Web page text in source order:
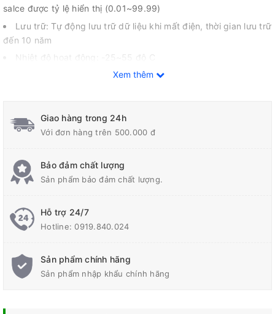
salce được tỷ lệ hiển thị (0.01~99.99)
Lưu trữ: Tự động lưu trữ dữ liệu khi mất điện, thời gian lưu trữ
đến 10 năm
Nhiệt độ hoạt động: -25~55 độ C
Counter đa năng H7CX-A-N Omron có chức năng Key-
Protection, giúp bảo vệ máy, duy trì hiệu suất hoạt động ổn định
Được sản xuất theo tiêu chuẩn bảo vệ IEC IP66, UL508 Type
4X (trong nhà) chỉ dành cho bề mặt bảng điều khiển và chỉ khi
Đặc điểm chung
Thân máy được thiết kế với kích thước ngắn hơn, cho phép
Counter đa năng H7CX-A Omron hạn chế thời gian cài đặt
giúp cải thiện vấn đề cài đặt không chính xác, hoạt động với độ
Xem thêm
Giao hàng trong 24h
Với đơn hàng trên 500.000 đ
Bảo đảm chất lượng
Sản phẩm bảo đảm chất lượng.
Hỗ trợ 24/7
Hotline:0919.840.024
Sản phẩm chính hãng
Sản phẩm nhập khẩu chính hãng